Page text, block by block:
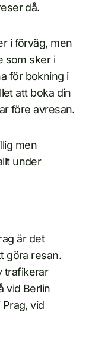
då.
i förväg, men
som sker i
för bokning i
att boka din
före avresan.
men
under
är det
göra resan.
trafikerar
vid Berlin
vid